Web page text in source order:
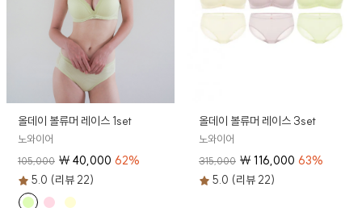
올데이 볼류머 레이스 1set
노와이어
105,000 ₩40,000 62%
5.0 (리뷰 22)
올데이 볼류머 레이스 3set
노와이어
315,000 ₩116,000 63%
5.0 (리뷰 22)